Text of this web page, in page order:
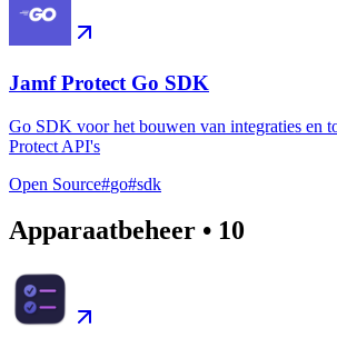
Jamf Protect Go SDK
Go SDK voor het bouwen van integraties en
Protect API's
Open Source#go#sdk
Apparaatbeheer • 10